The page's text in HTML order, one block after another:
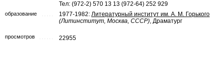
Тел: (972-2) 570 13 13 (972-64) 252 929
образование 1977-1982: Литературный институт им. А. М. Горького
(Литинститут, Москва, СССР), Драматург
просмотров 22955